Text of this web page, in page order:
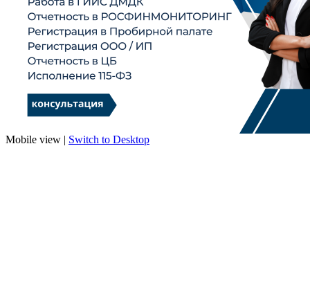
Mobile view | Switch to Desktop